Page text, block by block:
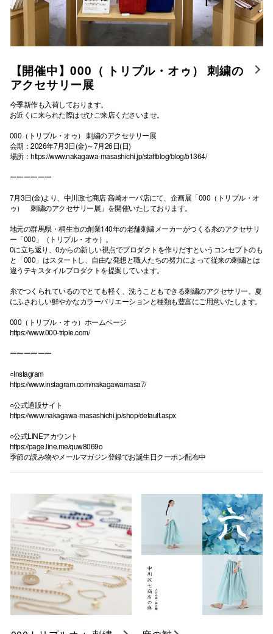
【開催中】000（ トリプル・オゥ） 刺繍の
アクセサリー展
今季新作も入荷しております。
お近くに来られた際はぜひご来店くださいませ。
000（トリプル・オゥ） 刺繍のアクセサリー展
会期：2026年7月3日(金)～7月26日(日)
場所：https://www.nakagawa-masashichi.jp/staffblog/blog/b1364/
ーーーーーー
7月3日(金)より、中川政七商店 高崎オーパ店にて、企画展「000（トリプル・オ
ゥ） 刺繍のアクセサリー展」を開催いたしております。
地元の群馬県・桐生市の創業140年の老舗刺繍メーカーがつくる糸のアクセサリ
ー「000」（トリプル・オゥ）。
0に立ち返り、0からの新しい視点でプロダクトを作りだすというコンセプトのも
と「000」はスタートし、自由な発想と職人たちの努力によって従来の刺繍とは
違うテキスタイルプロダクトを提案しています。
糸でつくられているのでとても軽く、洗うこともできる刺繍のアクセサリー。夏
にふさわしい鮮やかなカラーバリエーションと種類も豊富にご用意いたします。
000（トリプル・オゥ）ホームページ
https://www.000-triple.com/
ーーーーーー
○Instagram
https://www.instagram.com/nakagawamasa7/
○公式通販サイト
https://www.nakagawa-masashichi.jp/shop/default.aspx
○公式LINEアカウント
https://page.line.me/quw8069o
季節の読み物やメールマガジン登録でお誕生日クーポン配布中